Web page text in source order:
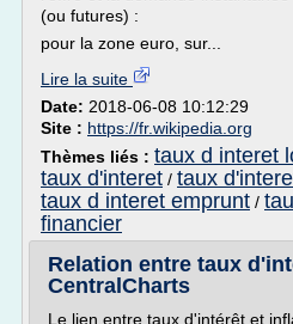
(ou futures) :
pour la zone euro, sur...
Lire la suite
Date: 2018-06-08 10:12:29
Site : https://fr.wikipedia.org
Thèmes liés : taux d interet
taux d'interet / taux
taux d interet emprunt /
financier
Relation entre taux
CentralCharts
Le lien entre taux d'intérêt et